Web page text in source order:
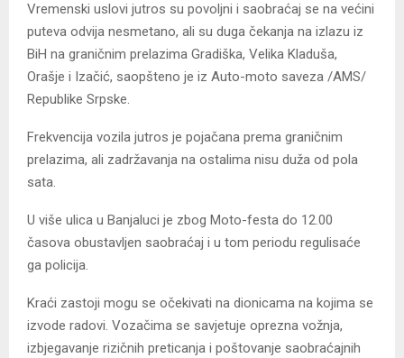
Vremenski uslovi jutros su povoljni i saobraćaj se na većini
puteva odvija nesmetano, ali su duga čekanja na izlazu iz
BiH na graničnim prelazima Gradiška, Velika Kladuša,
Orašje i Izačić, saopšteno je iz Auto-moto saveza /AMS/
Republike Srpske.
Frekvencija vozila jutros je pojačana prema graničnim
prelazima, ali zadržavanja na ostalima nisu duža od pola
sata.
U više ulica u Banjaluci je zbog Moto-festa do 12.00
časova obustavljen saobraćaj i u tom periodu regulisaće
ga policija.
Kraći zastoji mogu se očekivati na dionicama na kojima se
izvode radovi. Vozačima se savjetuje oprezna vožnja,
izbjegavanje rizičnih preticanja i poštovanje saobraćajnih